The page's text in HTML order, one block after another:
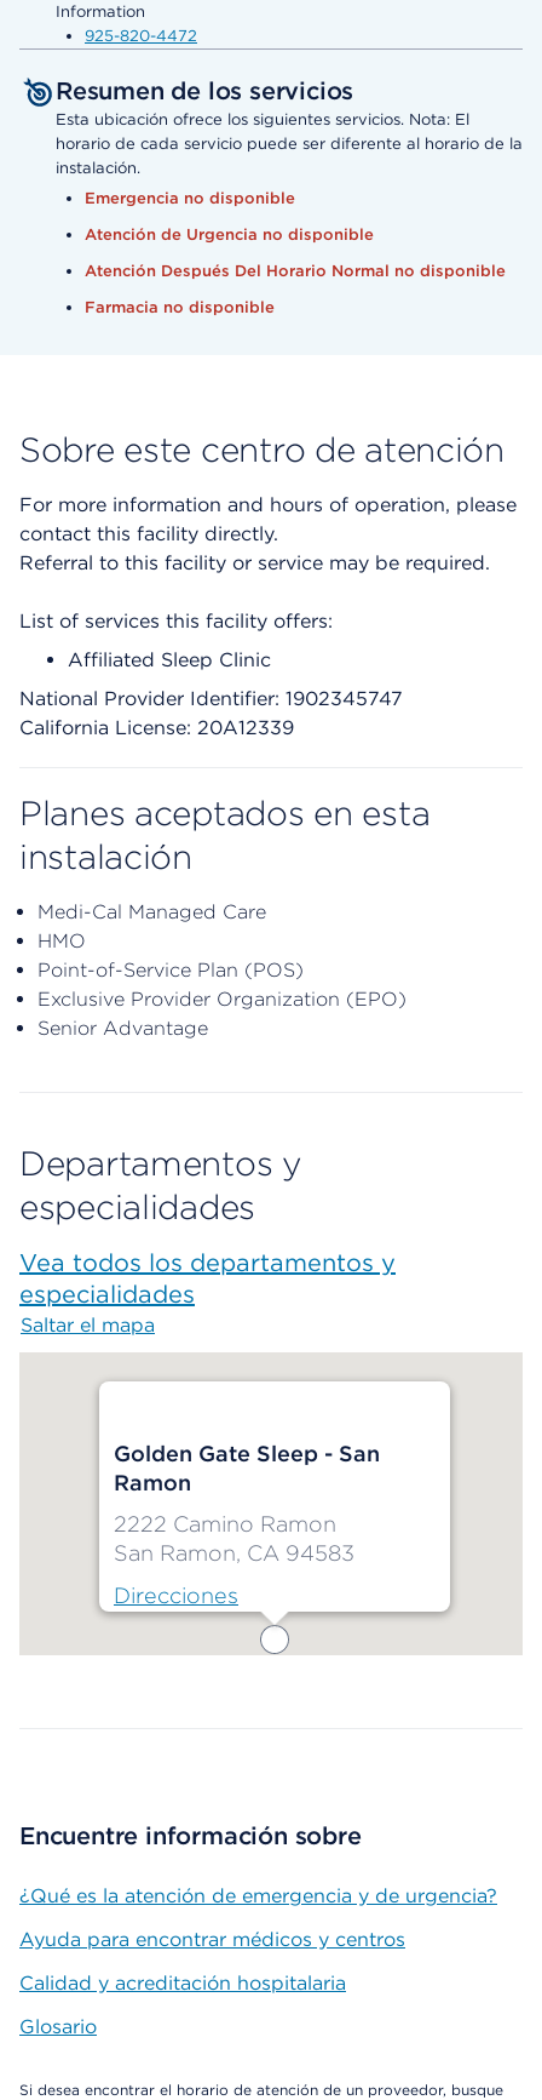
Information
925-820-4472
Resumen de los servicios
Esta ubicación ofrece los siguientes servicios. Nota: El
horario de cada servicio puede ser diferente al horario de la
instalación.
Emergencia no disponible
Atención de Urgencia no disponible
Atención Después Del Horario Normal no disponible
Farmacia no disponible
Sobre este centro de atención
For more information and hours of operation, please
contact this facility directly.
Referral to this facility or service may be required.
List of services this facility offers:
Affiliated Sleep Clinic
National Provider Identifier: 1902345747
California License: 20A12339
Planes aceptados en esta
instalación
Medi-Cal Managed Care
HMO
Point-of-Service Plan (POS)
Exclusive Provider Organization (EPO)
Senior Advantage
Departamentos y
especialidades
Vea todos los departamentos y
especialidades
Saltar el mapa
Golden Gate Sleep - San
Ramon
2222 Camino Ramon
San Ramon, CA 94583
Direcciones
Encuentre información sobre
¿Qué es la atención de emergencia y de urgencia?
Ayuda para encontrar médicos y centros
Calidad y acreditación hospitalaria
Glosario
Si desea encontrar el horario de atención de un proveedor, busque